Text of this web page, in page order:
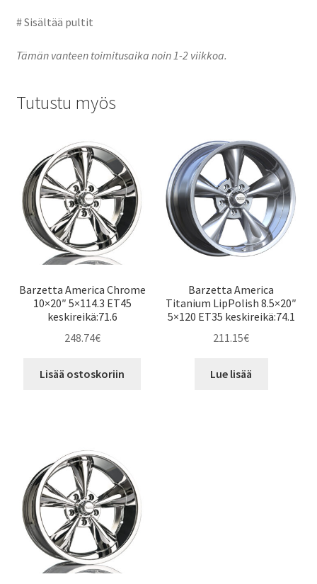
# Sisältää pultit
Tämän vanteen toimitusaika noin 1-2 viikkoa.
Tutustu myös
Barzetta America Chrome
10×20″ 5×114.3 ET45
keskireikä:71.6
248.74€
Lisää ostoskoriin
Barzetta America
Titanium LipPolish 8.5×20″
5×120 ET35 keskireikä:74.1
211.15€
Lue lisää